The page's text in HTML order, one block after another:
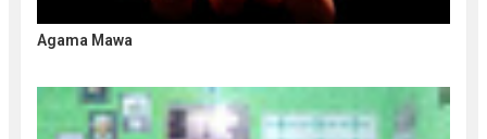
Agama Mawa